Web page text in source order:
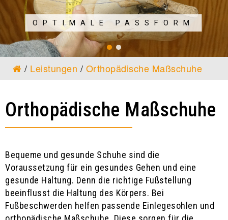
OPTIMALE PASSFORM
/ Leistungen / Orthopädische Maßschuhe
Orthopädische Maßschuhe
Bequeme und gesunde Schuhe sind die
Voraussetzung für ein gesundes Gehen und eine
gesunde Haltung. Denn die richtige Fußstellung
beeinflusst die Haltung des Körpers. Bei
Fußbeschwerden helfen passende Einlegesohlen und